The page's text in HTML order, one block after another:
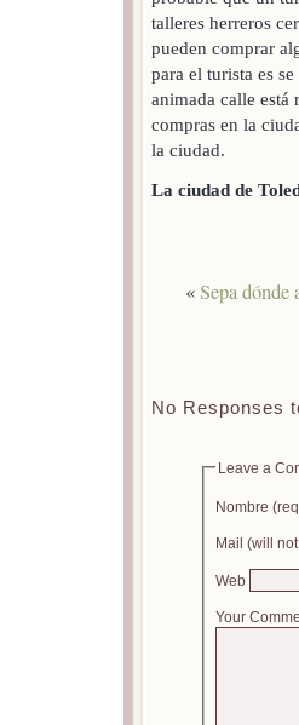
talleres herreros
pueden comprar
para el turista es
animada calle está
compras en la
la ciudad.
La ciudad de
«Sepa
No Responses
Leave a
Nombre
Mail (will
Web
Your